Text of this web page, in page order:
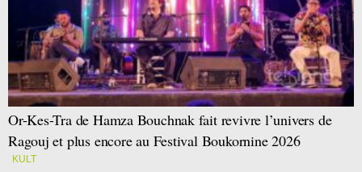
Or-Kes-Tra de Hamza Bouchnak fait revivre l’univers de
Ragouj et plus encore au Festival Boukornine 2026
KULT